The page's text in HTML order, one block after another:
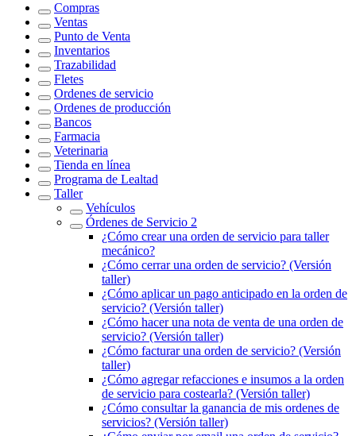
Compras
Ventas
Punto de Venta
Inventarios
Trazabilidad
Fletes
Ordenes de servicio
Ordenes de producción
Bancos
Farmacia
Veterinaria
Tienda en línea
Programa de Lealtad
Taller
Vehículos
Órdenes de Servicio 2
¿Cómo crear una orden de servicio para taller
mecánico?
¿Cómo cerrar una orden de servicio? (Versión
taller)
¿Cómo aplicar un pago anticipado en la orden de
servicio? (Versión taller)
¿Cómo hacer una nota de venta de una orden de
servicio? (Versión taller)
¿Cómo facturar una orden de servicio? (Versión
taller)
¿Cómo agregar refacciones e insumos a la orden
de servicio para costearla? (Versión taller)
¿Cómo consultar la ganancia de mis ordenes de
servicios? (Versión taller)